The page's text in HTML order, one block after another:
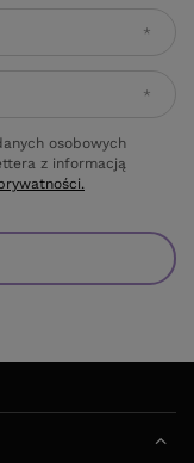
osobowych
z informacją